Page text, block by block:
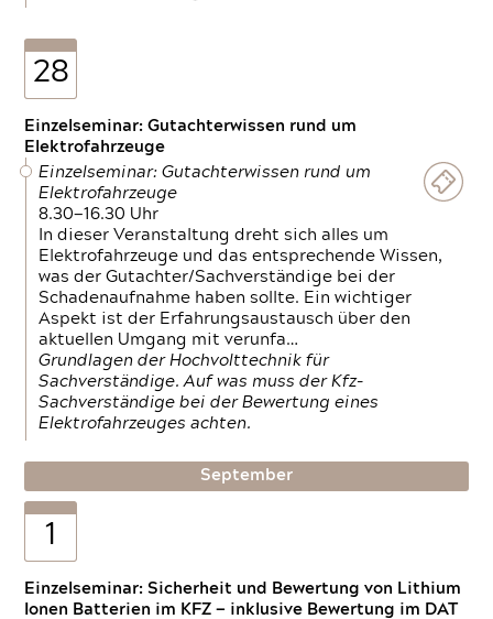
28
Einzelseminar: Gutachterwissen rund um
Elektrofahrzeuge
Einzelseminar: Gutachterwissen rund um
Elektrofahrzeuge
8.30—16.30 Uhr
In dieser Veranstaltung dreht sich alles um
Elektrofahrzeuge und das entsprechende Wissen,
was der Gutachter/Sachverständige bei der
Schadenaufnahme haben sollte. Ein wichtiger
Aspekt ist der Erfahrungsaustausch über den
aktuellen Umgang mit verunfa…
Grundlagen der Hochvolttechnik für
Sachverständige. Auf was muss der Kfz-
Sachverständige bei der Bewertung eines
Elektrofahrzeuges achten.
September
1
Einzelseminar: Sicherheit und Bewertung von Lithium
Ionen Batterien im KFZ — inklusive Bewertung im DAT